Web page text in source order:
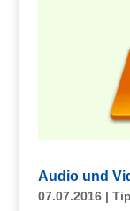
Audio und
07.07.2016|